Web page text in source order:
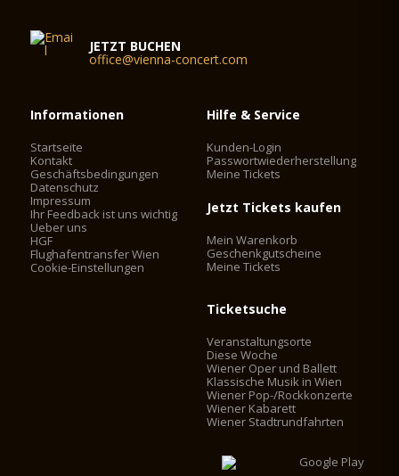
JETZT BUCHEN
office@vienna-concert.com
Informationen
Startseite
Kontakt
Geschäftsbedingungen
Datenschutz
Impressum
Ihr Feedback ist uns wichtig
Ueber uns
HGF
Flughafentransfer Wien
Cookie-Einstellungen
Hilfe & Service
Kunden-Login
Passwortwiederherstellung
Meine Tickets
Jetzt Tickets kaufen
Mein Warenkorb
Geschenkgutscheine
Meine Tickets
Ticketsuche
Veranstaltungsorte
Diese Woche
Wiener Oper und Ballett
Klassische Musik in Wien
Wiener Pop-/Rockkonzerte
Wiener Kabarett
Wiener Stadtrundfahrten